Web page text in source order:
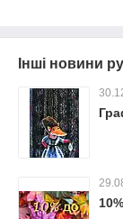
Інші новини